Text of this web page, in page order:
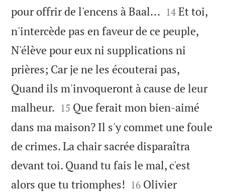
pour offrir de l'encens à Baal... 

14 Et toi,
n'intercède pas en faveur de ce peuple,
N'élève pour eux ni supplications ni
prières; Car je ne les écouterai pas,
Quand ils m'invoqueront à cause de leur
malheur. 

15 Que ferait mon bien-aimé
dans ma maison? Il s'y commet une foule
de crimes. La chair sacrée disparaîtra
devant toi. Quand tu fais le mal, c'est
alors que tu triomphes! 

16 Olivier